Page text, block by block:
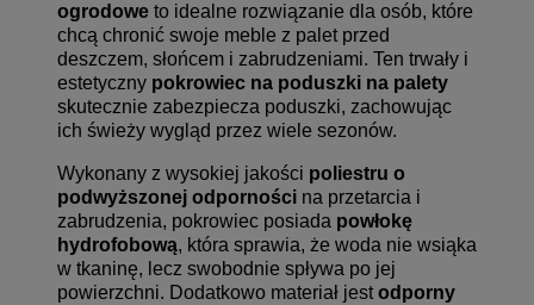
ogrodowe to idealne rozwiązanie dla osób, które
chcą chronić swoje meble z palet przed
deszczem, słońcem i zabrudzeniami. Ten trwały i
estetyczny pokrowiec na poduszki na palety
skutecznie zabezpiecza poduszki, zachowując
ich świeży wygląd przez wiele sezonów.
Wykonany z wysokiej jakości poliestru o
podwyższonej odporności na przetarcia i
zabrudzenia, pokrowiec posiada powłokę
hydrofobową, która sprawia, że woda nie wsiąka
w tkaninę, lecz swobodnie spływa po jej
powierzchni. Dodatkowo materiał jestodporny